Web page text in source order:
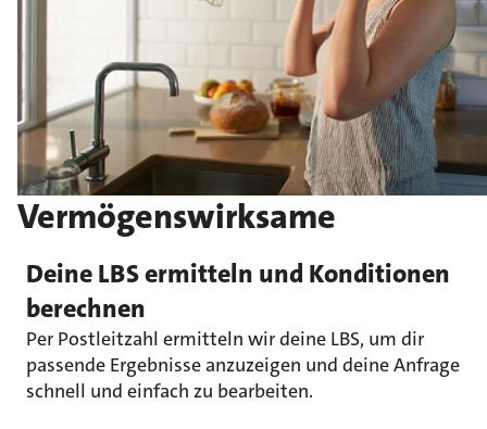
Vermögenswirksame
Leistungen (VL) richtig
nutzen?
Jetzt einfach und schnell
ermitteln.
Deine LBS ermitteln und Konditionen
berechnen
Per Postleitzahl ermitteln wir deine LBS, um dir
passende Ergebnisse anzuzeigen und deine Anfrage
schnell und einfach zu bearbeiten.
Vermögenswirksame